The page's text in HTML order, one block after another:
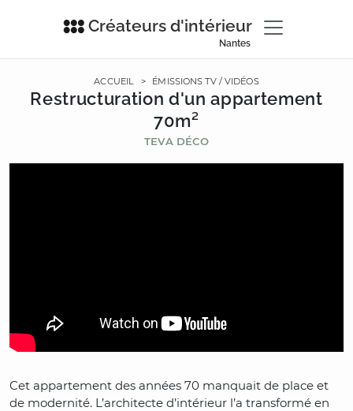
Créateurs d'intérieur
Nantes
ACCUEIL > ÉMISSIONS TV / VIDÉOS
Restructuration d'un appartement
70m²
TEVA DÉCO
Cet appartement des années 70 manquait de place et
de modernité. L’architecte d’intérieur l’a transformé en